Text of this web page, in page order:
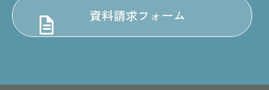
資料請求フォーム